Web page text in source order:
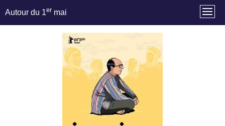
Autour du 1er mai